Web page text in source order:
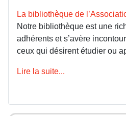
La bibliothèque de
Notre bibliothèque est une
adhérents et s’avère
ceux qui désirent étudier ou
Lire la suite...